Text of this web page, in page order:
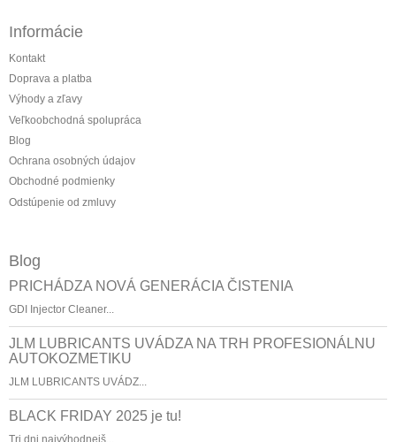
Informácie
Kontakt
Doprava a platba
Výhody a zľavy
Veľkoobchodná spolupráca
Blog
Ochrana osobných údajov
Obchodné podmienky
Odstúpenie od zmluvy
Blog
PRICHÁDZA NOVÁ GENERÁCIA ČISTENIA
GDI Injector Cleaner...
JLM LUBRICANTS UVÁDZA NA TRH PROFESIONÁLNU
AUTOKOZMETIKU
JLM LUBRICANTS UVÁDZ...
BLACK FRIDAY 2025 je tu!
Tri dni najvýhodnejš...